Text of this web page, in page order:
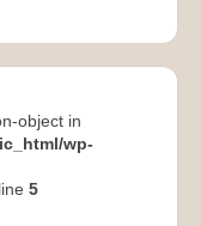
object in
wp-
5